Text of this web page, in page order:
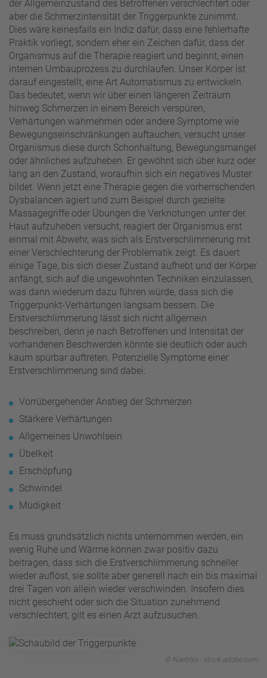
der Allgemeinzustand des Betroffenen verschlechtert oder
aber die Schmerzintensität der Triggerpunkte zunimmt.
Dies wäre keinesfalls ein Indiz dafür, dass eine fehlerhafte
Praktik vorliegt, sondern eher ein Zeichen dafür, dass der
Organismus auf die Therapie reagiert und beginnt, einen
internen Umbauprozess zu durchlaufen. Unser Körper ist
darauf eingestellt, eine Art Automatismus zu entwickeln.
Das bedeutet, wenn wir über einen längeren Zeitraum
hinweg Schmerzen in einem Bereich verspüren,
Verhärtungen wahrnehmen oder andere Symptome wie
Bewegungseinschränkungen auftauchen, versucht unser
Organismus diese durch Schonhaltung, Bewegungsmangel
oder ähnliches aufzuheben. Er gewöhnt sich über kurz oder
lang an den Zustand, woraufhin sich ein negatives Muster
bildet. Wenn jetzt eine Therapie gegen die vorherrschenden
Dysbalancen agiert und zum Beispiel durch gezielte
Massagegriffe oder Übungen die Verknotungen unter der
Haut aufzuheben versucht, reagiert der Organismus erst
einmal mit Abwehr, was sich als Erstverschlimmerung mit
einer Verschlechterung der Problematik zeigt. Es dauert
einige Tage, bis sich dieser Zustand aufhebt und der Körper
anfängt, sich auf die ungewohnten Techniken einzulassen,
was dann wiederum dazu führen würde, dass sich die
Triggerpunkt-Verhärtungen langsam bessern. Die
Erstverschlimmerung lässt sich nicht allgemein
beschreiben, denn je nach Betroffenen und Intensität der
vorhandenen Beschwerden könnte sie deutlich oder auch
kaum spürbar auftreten. Potenzielle Symptome einer
Erstverschlimmerung sind dabei:
Vorrübergehender Anstieg der Schmerzen
Stärkere Verhärtungen
Allgemeines Unwohlsein
Übelkeit
Erschöpfung
Schwindel
Müdigkeit
Es muss grundsätzlich nichts unternommen werden, ein
wenig Ruhe und Wärme können zwar positiv dazu
beitragen, dass sich die Erstverschlimmerung schneller
wieder auflöst, sie sollte aber generell nach ein bis maximal
drei Tagen von allein wieder verschwinden. Insofern dies
nicht geschieht oder sich die Situation zunehmend
verschlechtert, gilt es einen Arzt aufzusuchen.
© Naeblys - stock.adobe.com